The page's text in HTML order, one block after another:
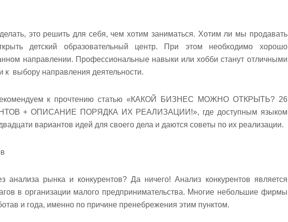
это решить для себя, чем хотим заниматься. Хотим ли мы продавать
детский образовательный центр. При этом необходимо хорошо
направлении. Профессиональные навыки или хобби станут отличными
к выбору направления деятельности.
к прочтению статью «КАКОЙ БИЗНЕС МОЖНО ОТКРЫТЬ? 26
+ ОПИСАНИЕ ПОРЯДКА ИХ РЕАЛИЗАЦИИ!», где доступным языком
вариантов идей для своего дела и даются советы по их реализации.
анализа рынка и конкурентов? Да ничего! Анализ конкурентов является
в организации малого предпринимательства. Многие небольшие фирмы
и года, именно по причине пренебрежения этим пунктом.